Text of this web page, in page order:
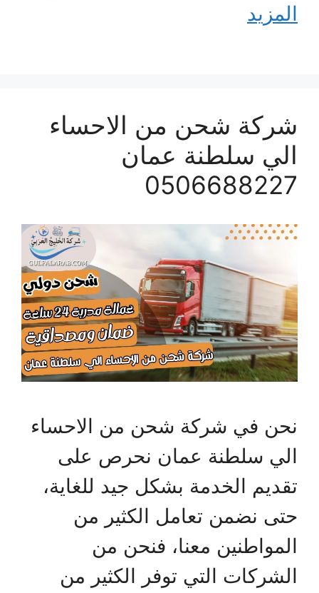
المزيد
شركة شحن من الاحساء
الي سلطنة عمان
0506688227
نحن في شركة شحن من الاحساء
الي سلطنة عمان نحرص على
تقديم الخدمة بشكل جيد للغاية،
حتى نضمن تعامل الكثير من
المواطنين معنا، فنحن من
الشركات التي توفر الكثير من